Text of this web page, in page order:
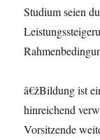
Studium seien
â€žBildung ist
hinreichend
Vorsitzende